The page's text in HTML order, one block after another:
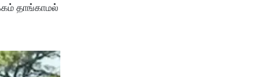
தாங்காமல்